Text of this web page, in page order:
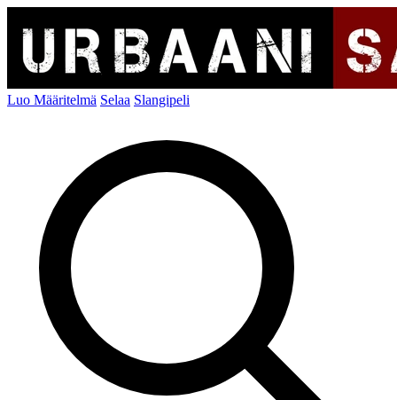
Luo Määritelmä Selaa Slangipeli